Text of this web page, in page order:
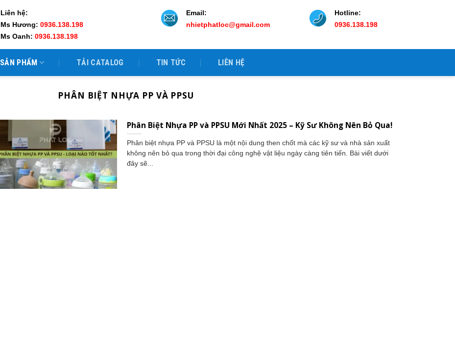
Liên hệ:
Ms Hương: 0936.138.198
Ms Oanh: 0936.138.198
Email:
nhietphatloc@gmail.com
Hotline:
0936.138.198
SẢN PHẨM TẢI CATALOG TIN TỨC LIÊN HỆ
PHÂN BIỆT NHỰA PP VÀ PPSU
Phân Biệt Nhựa PP và PPSU Mới Nhất 2025 – Kỹ Sư Không Nên Bỏ Qua!
Phân biệt nhựa PP và PPSU là một nội dung then chốt mà các kỹ sư và nhà sản xuất
không nên bỏ qua trong thời đại công nghệ vật liệu ngày càng tiên tiến. Bài viết dưới
đây sẽ...